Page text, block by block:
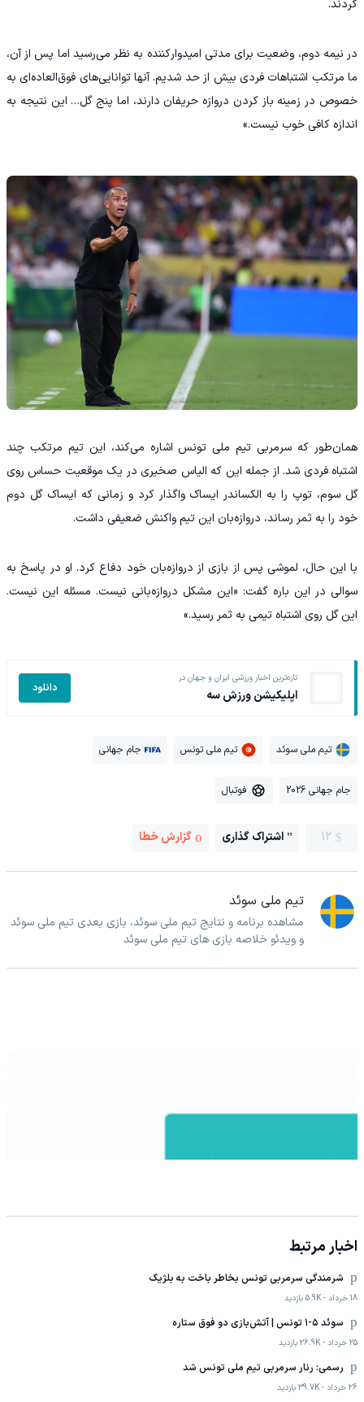
کردند.
در نیمه دوم، وضعیت برای مدتی امیدوارکننده به نظر می‌رسید اما پس از آن،
ما مرتکب اشتباهات فردی بیش از حد شدیم. آنها توانایی‌های فوق‌العاده‌ای به
خصوص در زمینه باز کردن دروازه حریفان دارند، اما پنج گل… این نتیجه به
اندازه کافی خوب نیست.»
همان‌طور که سرمربی تیم ملی تونس اشاره می‌کند، این تیم مرتکب چند
اشتباه فردی شد. از جمله این که الیاس صخیری در یک موقعیت حساس روی
گل سوم، توپ را به الکساندر ایساک واگذار کرد و زمانی که ایساک گل دوم
خود را به ثمر رساند، دروازه‌بان این تیم واکنش ضعیفی داشت.
با این حال، لموشی پس از بازی از دروازه‌بان خود دفاع کرد. او در پاسخ به
سوالی در این باره گفت: «این مشکل دروازه‌بانی نیست. مسئله این نیست.
این گل روی اشتباه تیمی به ثمر رسید.»
تازه‌ترین اخبار ورزشی ایران و جهان در
اپلیکیشن ورزش سه دانلود
تیم ملی سوئد تیم ملی تونس جام جهانی
جام جهانی 2026 فوتبال
12 اشتراک گذاری گزارش خطا
تیم ملی سوئد
مشاهده برنامه و نتایج تیم ملی سوئد، بازی بعدی تیم ملی سوئد
و ویدئو خلاصه بازی های تیم ملی سوئد
اخبار مرتبط
شرمندگی سرمربی تونس بخاطر باخت به بلژیک
18 خرداد -
5.9K بازدید
سوئد ۵-۱ تونس | آتش‌بازی دو فوق ستاره
25 خرداد -
26.9K بازدید
رسمی: رنار سرمربی تیم ملی تونس شد
26 خرداد -
39.7K بازدید